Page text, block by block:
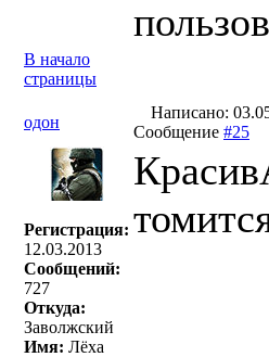
В начало
страницы
одон
Написано:
Сообщение #25
Регистрация:
12.03.2013
Сообщений:
727
Откуда:
Заволжский
Имя: Лёха